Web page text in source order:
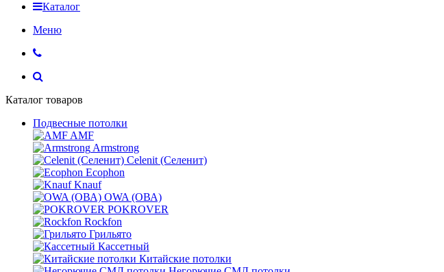
Каталог
Меню
Каталог товаров
Подвесные потолки
AMF
Armstrong
Celenit (Селенит)
Ecophon
Knauf
OWA (ОВА)
POKROVER
Rockfon
Грильято
Кассетный
Китайские потолки